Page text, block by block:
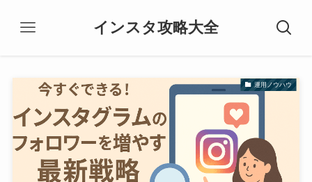
インスタ攻略大全
運用ノウハウ